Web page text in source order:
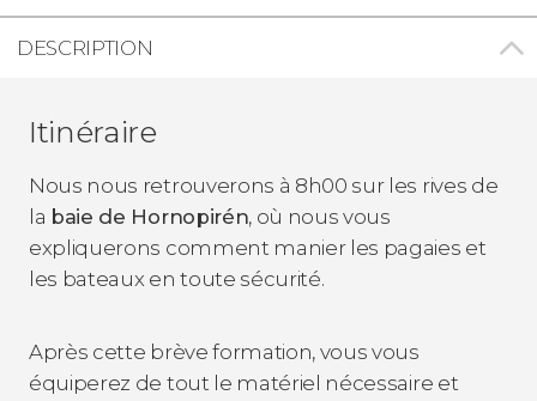
DESCRIPTION
Itinéraire
Nous nous retrouverons à 8h00 sur les rives de
la baie de Hornopirén, où nous vous
expliquerons comment manier les pagaies et
les bateaux en toute sécurité.
Après cette brève formation, vous vous
équiperez de tout le matériel nécessaire et